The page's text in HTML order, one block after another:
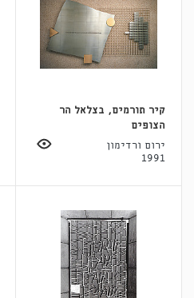
קיר תורמים, בצלאל הר
הצופים
ירום ורדימון
1991